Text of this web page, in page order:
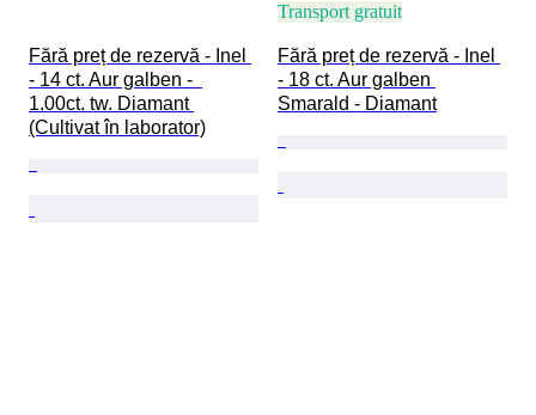
Fără preț de rezervă - Inel
- 14 ct. Aur galben -
1.00ct. tw. Diamant
(Cultivat în laborator)
Transport gratuit
Fără preț de rezervă - Inel
- 18 ct. Aur galben
Smarald - Diamant